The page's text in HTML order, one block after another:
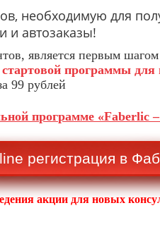
необходимую для
и автозаказы!
является первым
стартовой программы для
99 рублей
программе «Faberlic
регистрация в
акции для новых